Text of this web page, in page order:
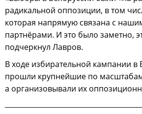
радикальной оппозиции, в том
которая напрямую связана с
партнёрами. И это было заметно,
подчеркнул Лавров.
В ходе избирательной кампании в
прошли крупнейшие по
а организовывали их